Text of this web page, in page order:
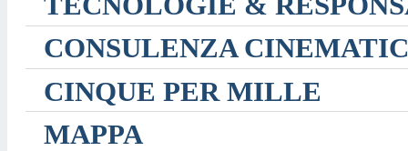
CONSULENZA
CINQUE PER MILLE
MAPPA